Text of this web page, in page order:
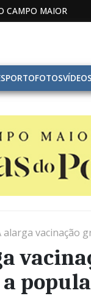
CAMPO MAIOR
FOTOSVÍDEOS
alarga vacinação